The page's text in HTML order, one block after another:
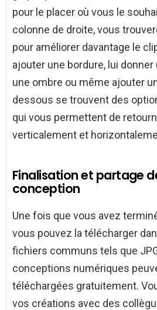
pour le placer où vous le
colonne de droite, vous
pour améliorer davantage le
ajouter une bordure, lui donner
une ombre ou même ajouter
dessous se trouvent des
qui vous permettent de
verticalement et
Finalisation et partage
conception
Une fois que vous avez
vous pouvez la télécharger
fichiers communs tels que
conceptions numériques
téléchargées gratuitement.
vos créations avec des